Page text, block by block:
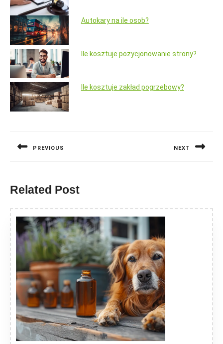
Autokary na ile osob?
Ile kosztuje pozycjonowanie strony?
Ile kosztuje zakład pogrzebowy?
PREVIOUS NEXT
Related Post